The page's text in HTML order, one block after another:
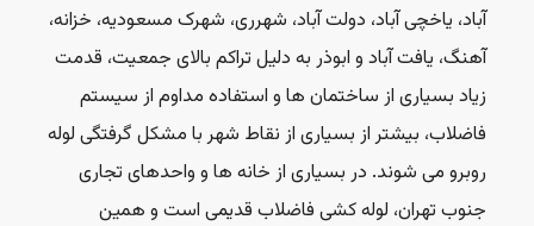
آباد، یاخچی آباد، دولت آباد، شهرری، شهرک مسعودیه، خزانه،
آهنگ، یافت آباد و ابوذر به دلیل تراکم بالای جمعیت، قدمت
زیاد بسیاری از ساختمان ها و استفاده مداوم از سیستم
فاضلاب، بیشتر از بسیاری از نقاط شهر با مشکل گرفتگی لوله
روبرو می شوند. در بسیاری از خانه ها و واحدهای تجاری
جنوب تهران، لوله کشی فاضلاب قدیمی است و همین